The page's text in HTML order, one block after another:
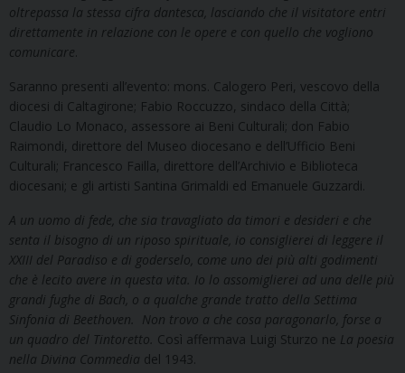
oltrepassa la stessa cifra dantesca, lasciando che il visitatore entri
direttamente in relazione con le opere e con quello che vogliono
comunicare
Saranno presenti all’evento: mons. Calogero Peri, vescovo della
diocesi di Caltagirone; Fabio Roccuzzo, sindaco della Città;
Claudio Lo Monaco, assessore ai Beni Culturali; don Fabio
Raimondi, direttore del Museo diocesano e dell’Ufficio Beni
Culturali; Francesco Failla, direttore dell’Archivio e Biblioteca
diocesani; e gli artisti Santina Grimaldi ed Emanuele Guzzardi.
A un uomo di fede, che sia travagliato da timori e desideri e che
senta il bisogno di un riposo spirituale, io consiglierei di leggere il
XXIII del Paradiso e di goderselo, come uno dei più alti godimenti
che è lecito avere in questa vita. Io lo assomiglierei ad una delle più
grandi fughe di Bach, o a qualche grande tratto della Settima
Sinfonia di Beethoven. Non trovo a che cosa paragonarlo, forse a
un quadro del Tintoretto. Così affermava Luigi Sturzo ne La poesia
nella Divina Commedia del 1943.